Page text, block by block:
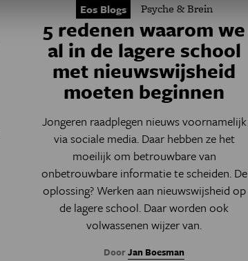
Eos Blogs Psyche & Brein
5 redenen waarom we
al in de lagere school
met nieuwswijsheid
moeten beginnen
Jongeren raadplegen nieuws voornamelijk
via sociale media. Daar hebben ze het
moeilijk om betrouwbare van
onbetrouwbare informatie te scheiden. De
oplossing? Werken aan nieuwswijsheid op
de lagere school. Daar worden ook
volwassenen wijzer van.
DoorJan Boesman